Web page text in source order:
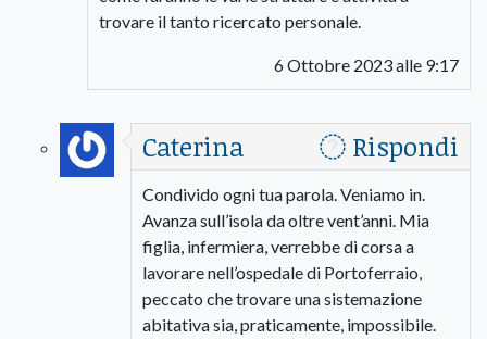
trovare il tanto ricercato personale.
6 Ottobre 2023 alle 9:17
Caterina Rispondi
Condivido ogni tua parola. Veniamo in.
Avanza sull’isola da oltre vent’anni. Mia
figlia, infermiera, verrebbe di corsa a
lavorare nell’ospedale di Portoferraio,
peccato che trovare una sistemazione
abitativa sia, praticamente, impossibile.